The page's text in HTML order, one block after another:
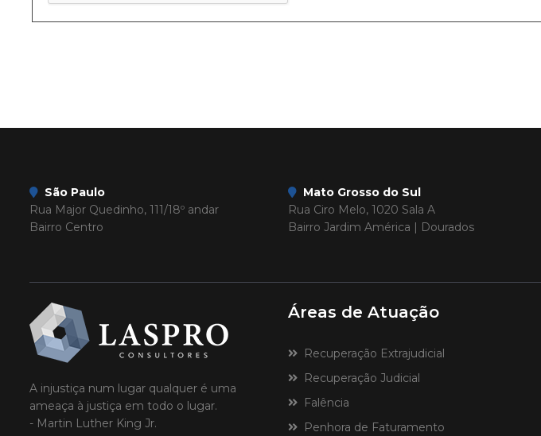
São Paulo
Rua Major Quedinho, 111/18º andar
Bairro Centro
Mato Grosso do Sul
Rua Ciro Melo, 1020 Sala A
Bairro Jardim América | Dourados
A injustiça num lugar qualquer é uma
ameaça à justiça em todo o lugar.
- Martin Luther King Jr.
Áreas de Atuação
Recuperação Extrajudicial
Recuperação Judicial
Falência
Penhora de Faturamento